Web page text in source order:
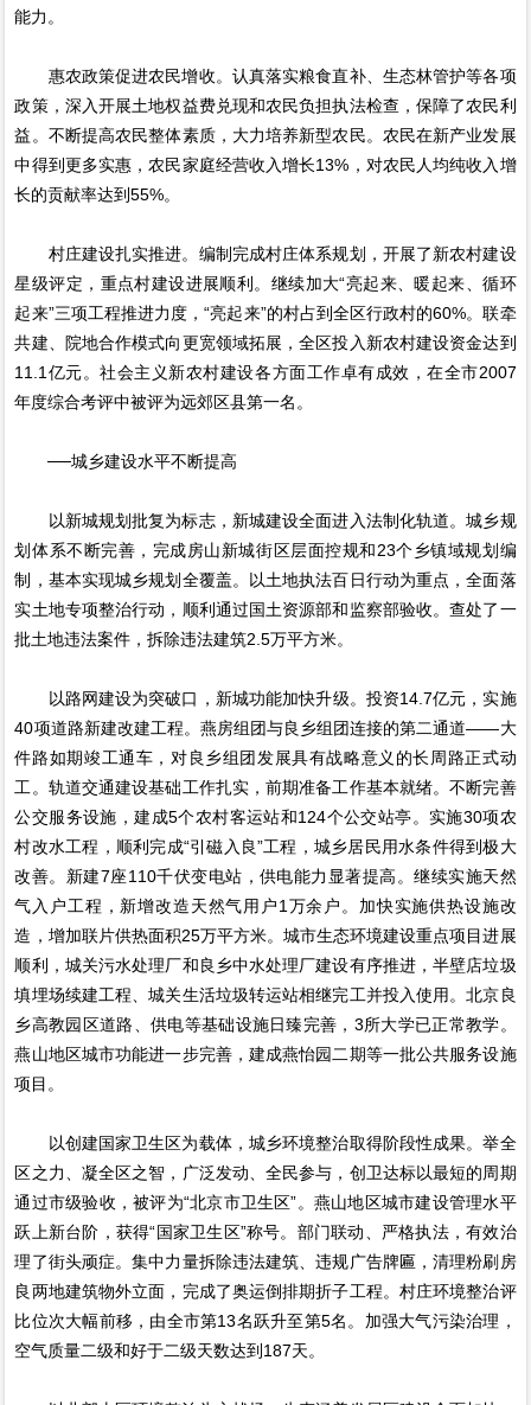
能力。
惠农政策促进农民增收。认真落实粮食直补、生态林管护等各项
政策，深入开展土地权益费兑现和农民负担执法检查，保障了农民利
益。不断提高农民整体素质，大力培养新型农民。农民在新产业发展
中得到更多实惠，农民家庭经营收入增长13%，对农民人均纯收入增
长的贡献率达到55%。
村庄建设扎实推进。编制完成村庄体系规划，开展了新农村建设
星级评定，重点村建设进展顺利。继续加大“亮起来、暖起来、循环
起来”三项工程推进力度，“亮起来”的村占到全区行政村的60%。联牵
共建、院地合作模式向更宽领域拓展，全区投入新农村建设资金达到
11.1亿元。社会主义新农村建设各方面工作卓有成效，在全市2007
年度综合考评中被评为远郊区县第一名。
──城乡建设水平不断提高
以新城规划批复为标志，新城建设全面进入法制化轨道。城乡规
划体系不断完善，完成房山新城街区层面控规和23个乡镇域规划编
制，基本实现城乡规划全覆盖。以土地执法百日行动为重点，全面落
实土地专项整治行动，顺利通过国土资源部和监察部验收。查处了一
批土地违法案件，拆除违法建筑2.5万平方米。
以路网建设为突破口，新城功能加快升级。投资14.7亿元，实施
40项道路新建改建工程。燕房组团与良乡组团连接的第二通道——大
件路如期竣工通车，对良乡组团发展具有战略意义的长周路正式动
工。轨道交通建设基础工作扎实，前期准备工作基本就绪。不断完善
公交服务设施，建成5个农村客运站和124个公交站亭。实施30项农
村改水工程，顺利完成“引磁入良”工程，城乡居民用水条件得到极大
改善。新建7座110千伏变电站，供电能力显著提高。继续实施天然
气入户工程，新增改造天然气用户1万余户。加快实施供热设施改
造，增加联片供热面积25万平方米。城市生态环境建设重点项目进展
顺利，城关污水处理厂和良乡中水处理厂建设有序推进，半壁店垃圾
填埋场续建工程、城关生活垃圾转运站相继完工并投入使用。北京良
乡高教园区道路、供电等基础设施日臻完善，3所大学已正常教学。
燕山地区城市功能进一步完善，建成燕怡园二期等一批公共服务设施
项目。
以创建国家卫生区为载体，城乡环境整治取得阶段性成果。举全
区之力、凝全区之智，广泛发动、全民参与，创卫达标以最短的周期
通过市级验收，被评为“北京市卫生区”。燕山地区城市建设管理水平
跃上新台阶，获得“国家卫生区”称号。部门联动、严格执法，有效治
理了街头顽症。集中力量拆除违法建筑、违规广告牌匾，清理粉刷房
良两地建筑物外立面，完成了奥运倒排期折子工程。村庄环境整治评
比位次大幅前移，由全市第13名跃升至第5名。加强大气污染治理，
空气质量二级和好于二级天数达到187天。